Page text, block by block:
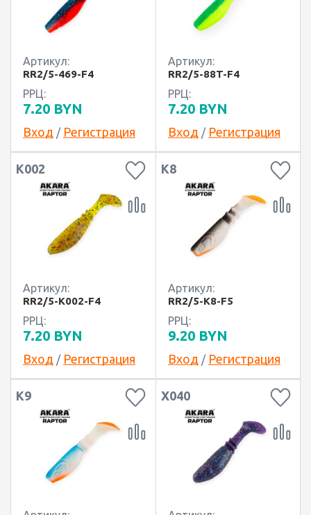
Артикул:
RR2/5-469-F4
РРЦ:
7.20 BYN
Вход / Регистрация
Артикул:
RR2/5-88T-F4
РРЦ:
7.20 BYN
Вход / Регистрация
K002
Артикул:
RR2/5-K002-F4
РРЦ:
7.20 BYN
Вход / Регистрация
K8
Артикул:
RR2/5-K8-F5
РРЦ:
9.20 BYN
Вход / Регистрация
K9 X040